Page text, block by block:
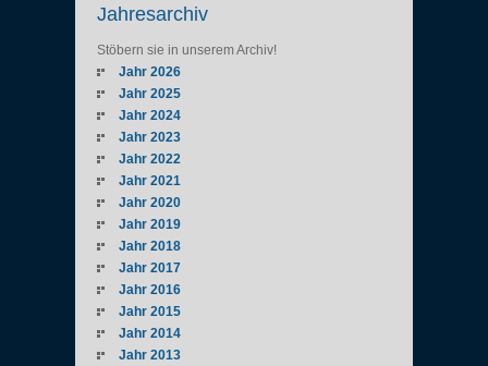
Jahresarchiv
Stöbern sie in unserem Archiv!
Jahr 2026
Jahr 2025
Jahr 2024
Jahr 2023
Jahr 2022
Jahr 2021
Jahr 2020
Jahr 2019
Jahr 2018
Jahr 2017
Jahr 2016
Jahr 2015
Jahr 2014
Jahr 2013